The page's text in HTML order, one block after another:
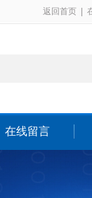
返回首页
在线留言